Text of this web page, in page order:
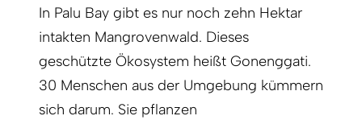
In Palu Bay gibt es nur noch zehn Hektar
intakten Mangrovenwald. Dieses
geschützte Ökosystem heißt Gonenggati.
30 Menschen aus der Umgebung kümmern
sich darum. Sie pflanzen